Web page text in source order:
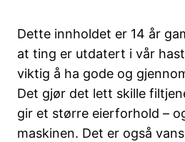
Dette innholdet er 14 år
at ting er utdatert i vår
viktig å ha gode og
Det gjør det lett skille
gir et større eierforhold –
maskinen. Det er også